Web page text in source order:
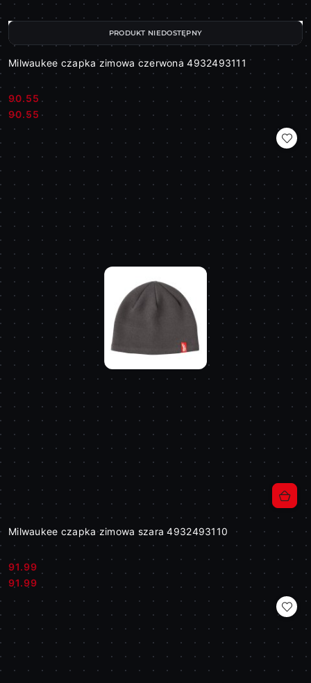
Milwaukee czapka zimowa czerwona 4932493111
Cena:
90.55
Cena:
90.55
PRODUKT NIEDOSTĘPNY
Milwaukee czapka zimowa szara 4932493110
Cena:
91.99
Cena:
91.99